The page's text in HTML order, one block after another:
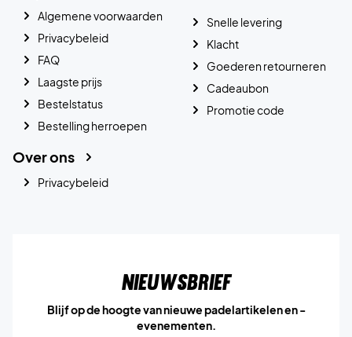
Algemene voorwaarden
Privacybeleid
FAQ
Laagste prijs
Bestelstatus
Bestelling herroepen
Snelle levering
Klacht
Goederen retourneren
Cadeaubon
Promotie code
Over ons
Privacybeleid
Nieuwsbrief
Blijf op de hoogte van nieuwe padelartikelen en -
evenementen.